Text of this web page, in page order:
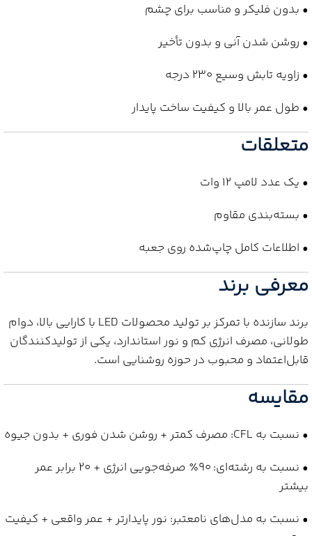
• بدون فلیکر و مناسب برای چشم
• روشن شدن آنی و بدون تأخیر
• زاویه تابش وسیع 230 درجه
• طول عمر بالا و کیفیت ساخت پایدار
متعلقات
• یک عدد لامپ 12 وات
• بسته‌بندی مقاوم
• اطلاعات کامل چاپ‌شده روی جعبه
معرفی برند
برند سازنده با تمرکز بر تولید محصولات LED با کارایی بالا، دوام
طولانی، مصرف انرژی کم و نور استاندارد، یکی از تولیدکنندگان
قابل‌اعتماد و محبوب در حوزه روشنایی است.
مقایسه
• نسبت به CFL: مصرف کمتر + روشن شدن فوری + بدون جیوه
• نسبت به رشته‌ای: ۹۰٪ صرفه‌جویی انرژی + ۲۰ برابر عمر
بیشتر
• نسبت به مدل‌های نامعتبر: نور پایدارتر + عمر واقعی + کیفیت